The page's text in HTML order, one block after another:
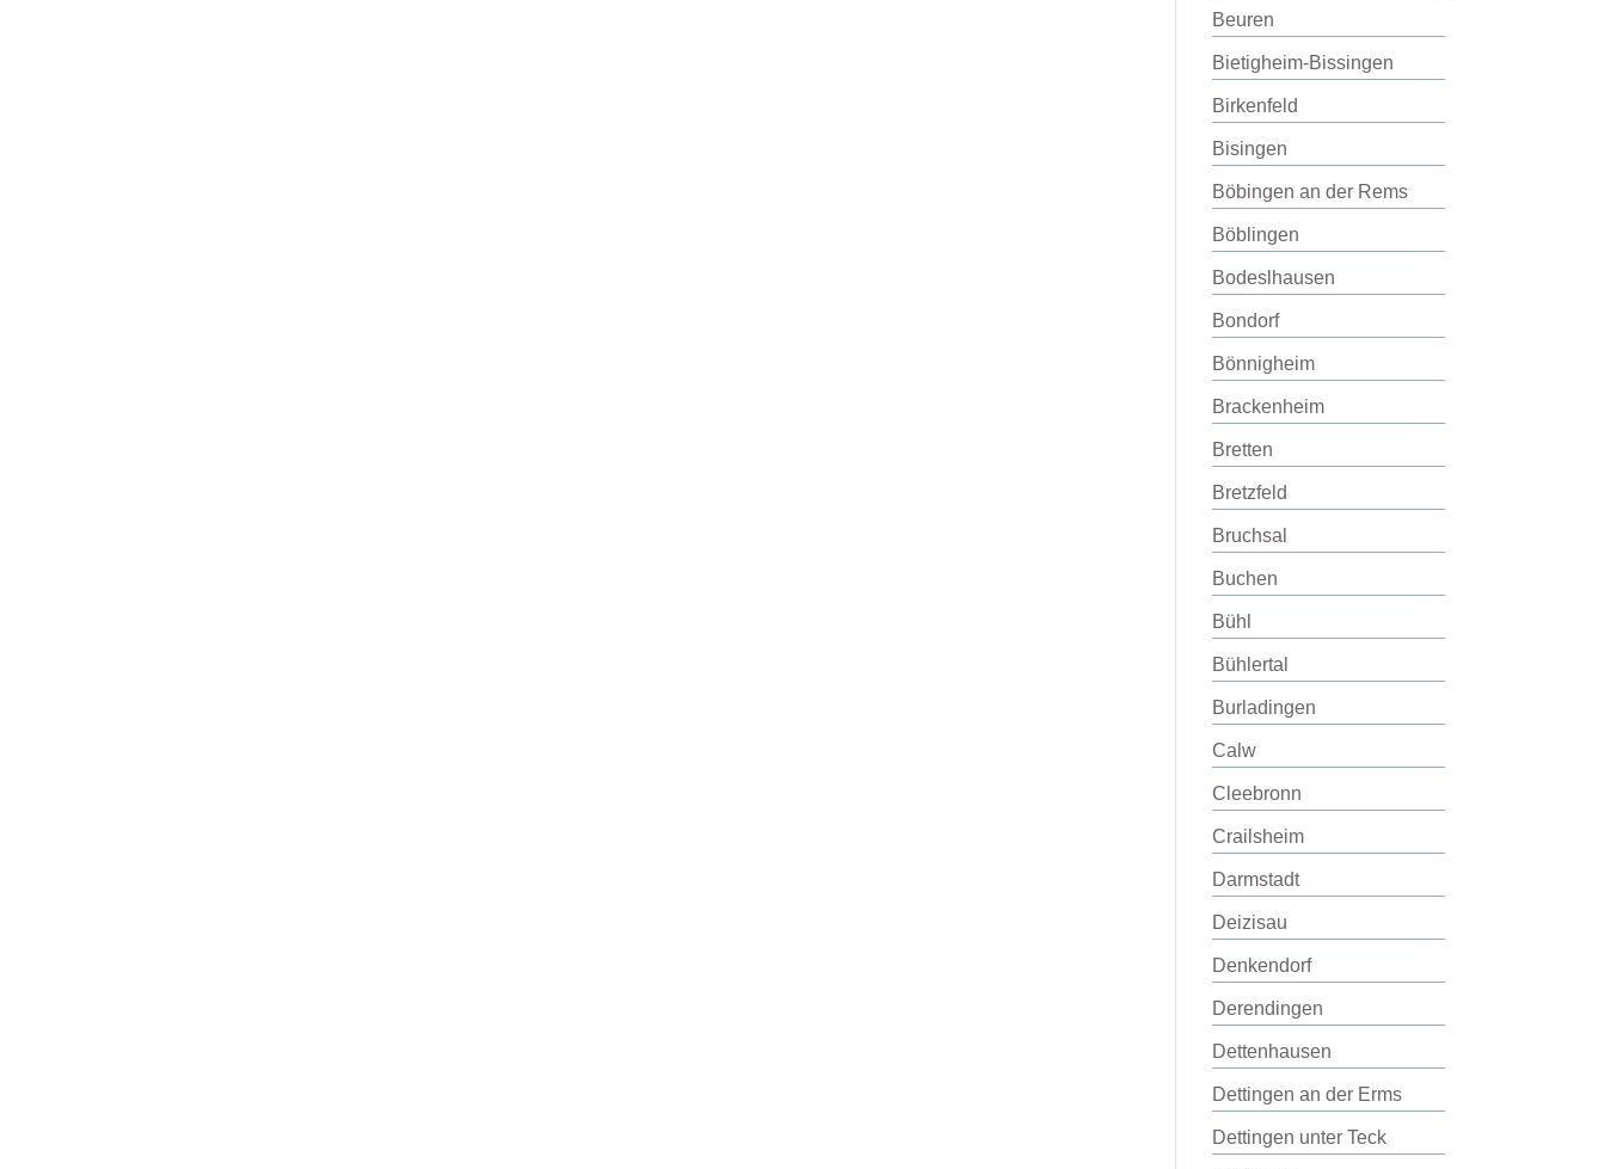
Beuren
Bietigheim-Bissingen
Birkenfeld
Bisingen
Böbingen an der Rems
Böblingen
Bodeslhausen
Bondorf
Bönnigheim
Brackenheim
Bretten
Bretzfeld
Bruchsal
Buchen
Bühl
Bühlertal
Burladingen
Calw
Cleebronn
Crailsheim
Darmstadt
Deizisau
Denkendorf
Derendingen
Dettenhausen
Dettingen an der Erms
Dettingen unter Teck